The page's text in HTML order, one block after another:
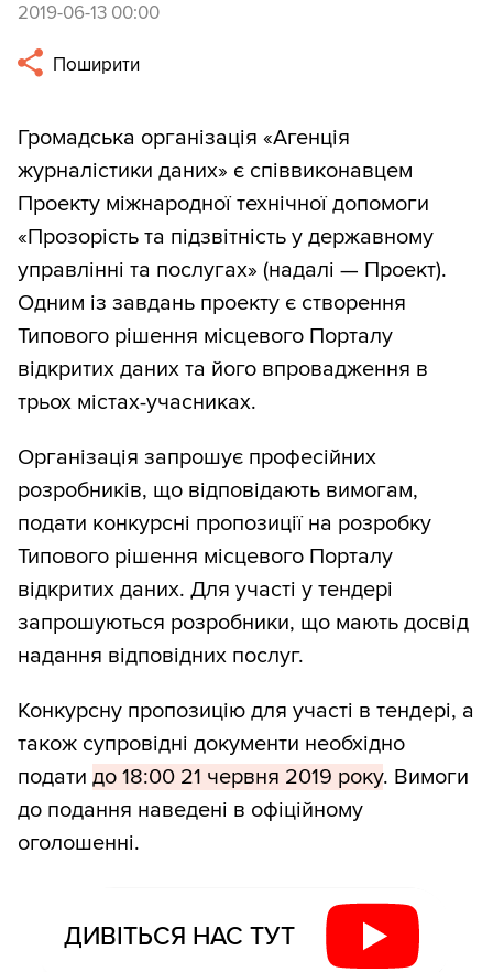
2019-06-13 00:00
Поширити
Громадська організація «Агенція
журналістики даних» є співвиконавцем
Проекту міжнародної технічної допомоги
«Прозорість та підзвітність у державному
управлінні та послугах» (надалі — Проект).
Одним із завдань проекту є створення
Типового рішення місцевого Порталу
відкритих даних та його впровадження в
трьох містах-учасниках.
Організація запрошує професійних
розробників, що відповідають вимогам,
подати конкурсні пропозиції на розробку
Типового рішення місцевого Порталу
відкритих даних. Для участі у тендері
запрошуються розробники, що мають досвід
надання відповідних послуг.
Конкурсну пропозицію для участі в тендері, а
також супровідні документи необхідно
подати до 18:00 21 червня 2019 року. Вимоги
до подання наведені в офіційному
оголошенні.
ДИВІТЬСЯ НАС ТУТ